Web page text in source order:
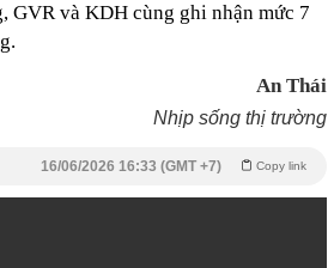
GVR và KDH cùng ghi nhận mức 7
An Thái
Nhịp sống thị trường
Copy link
16/06/2026 16:33 (GMT +7)